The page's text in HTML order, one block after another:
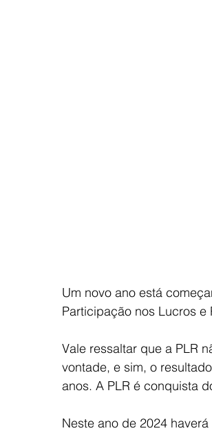
Um novo ano está
Participação nos Lucros e
Vale ressaltar que a PLR
vontade, e sim, o
anos. A PLR é conquista
Neste ano de 2024